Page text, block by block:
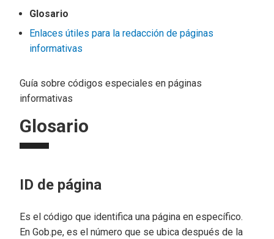
Glosario
Enlaces útiles para la redacción de páginas
informativas
Guía sobre códigos especiales en páginas
informativas
Glosario
ID de página
Es el código que identifica una página en específico.
En Gob.pe, es el número que se ubica después de la